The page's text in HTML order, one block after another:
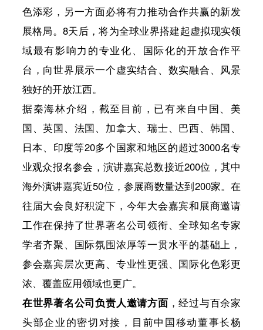
色添彩，另一方面必将有力推动合作共赢的新发
展格局。8天后，将为全球业界搭建起虚拟现实领
域最有影响力的专业化、国际化的开放合作平
台，向世界展示一个虚实结合、数实融合、风景
独好的开放江西。
据秦海林介绍，截至目前，已有来自中国、美
国、英国、法国、加拿大、瑞士、巴西、韩国、
日本、印度等20多个国家和地区的超过3000名专
业观众报名参会，演讲嘉宾总数接近200位，其中
海外演讲嘉宾近50位，参展商数量达到200家。在
往届大会良好积淀下，今年大会嘉宾和展商邀请
工作在保持了世界著名公司领衔、全球知名专家
学者齐聚、国际氛围浓厚等一贯水平的基础上，
参会嘉宾层次更高、专业性更强、国际化色彩更
浓、覆盖应用领域也更广。
在世界著名公司负责人邀请方面 ，经过与百余家
头部企业的密切对接，目前中国移动董事长杨